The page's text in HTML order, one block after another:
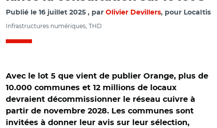
Publié le 16 juillet 2025 par Olivier Devillers, pour Localtis
Infrastructures numériques, THD
Avec le lot 5 que vient de publier Orange, plus de
10.000 communes et 12 millions de locaux
devraient décommissionner le réseau cuivre à
partir de novembre 2028. Les communes sont
invitées à donner leur avis sur leur sélection,